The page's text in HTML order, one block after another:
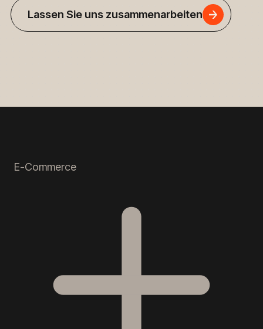
Lassen Sie uns zusammenarbeiten
E-Commerce